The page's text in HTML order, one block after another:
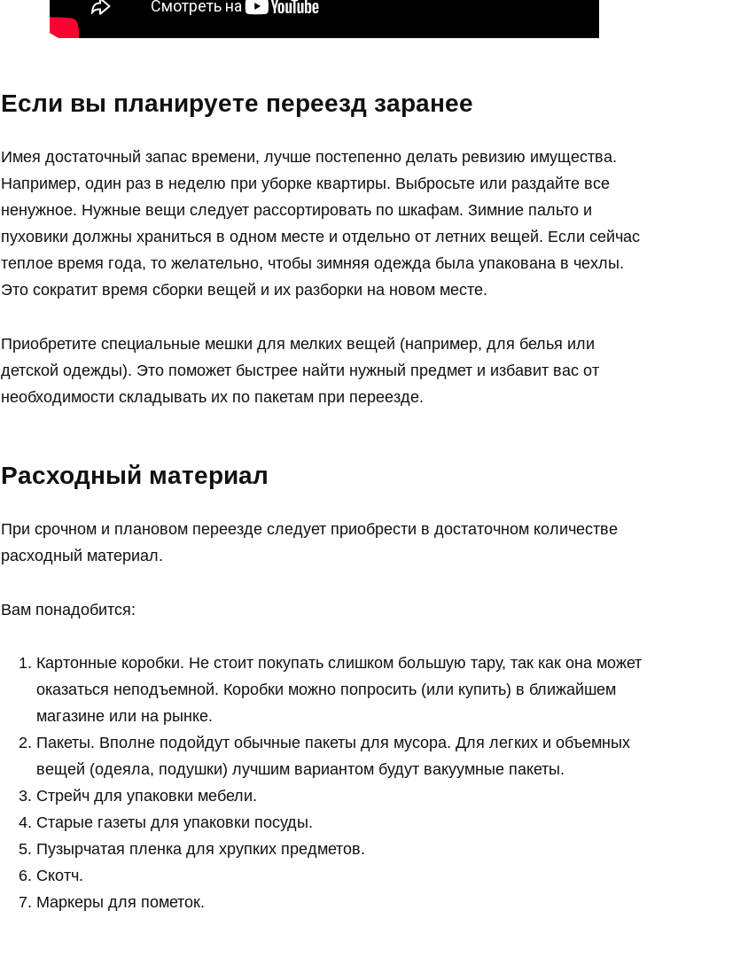
Если вы планируете переезд заранее
Имея достаточный запас времени, лучше постепенно делать ревизию имущества.
Например, один раз в неделю при уборке квартиры. Выбросьте или раздайте все
ненужное. Нужные вещи следует рассортировать по шкафам. Зимние пальто и
пуховики должны храниться в одном месте и отдельно от летних вещей. Если сейчас
теплое время года, то желательно, чтобы зимняя одежда была упакована в чехлы.
Это сократит время сборки вещей и их разборки на новом месте.
Приобретите специальные мешки для мелких вещей (например, для белья или
детской одежды). Это поможет быстрее найти нужный предмет и избавит вас от
необходимости складывать их по пакетам при переезде.
Расходный материал
При срочном и плановом переезде следует приобрести в достаточном количестве
расходный материал.
Вам понадобится:
Картонные коробки. Не стоит покупать слишком большую тару, так как она может
оказаться неподъемной. Коробки можно попросить (или купить) в ближайшем
магазине или на рынке.
Пакеты. Вполне подойдут обычные пакеты для мусора. Для легких и объемных
вещей (одеяла, подушки) лучшим вариантом будут вакуумные пакеты.
Стрейч для упаковки мебели.
Старые газеты для упаковки посуды.
Пузырчатая пленка для хрупких предметов.
Скотч.
Маркеры для пометок.